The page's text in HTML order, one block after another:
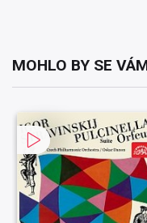
MOHLO BY SE